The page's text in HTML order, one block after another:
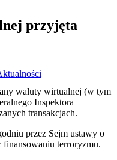
przyjęta
waluty wirtualnej (w tym
Inspektora
transakcjach.
przez Sejm ustawy o
finansowaniu terroryzmu.